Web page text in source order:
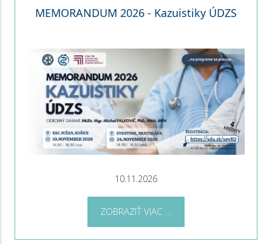
MEMORANDUM 2026 - Kazuistiky ÚDZS
10.11.2026
ZOBRAZIŤ VIAC ...